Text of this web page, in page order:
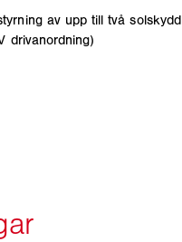
av upp till två solskydd
drivanordning)